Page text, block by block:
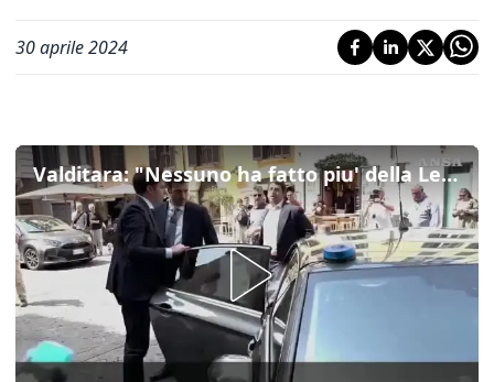
30 aprile 2024
Valditara: "Nessuno ha fatto piu' della Lega per inclusione degli studenti disabili"